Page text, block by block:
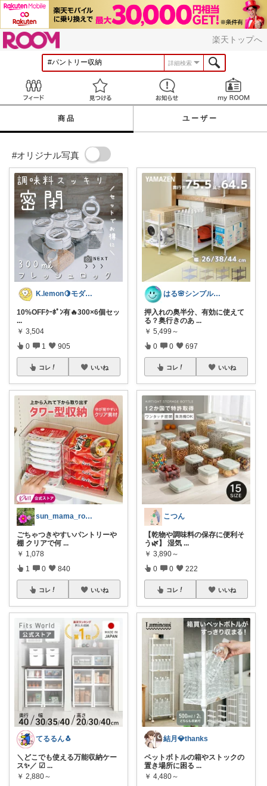
楽天トップへ
詳細検索
見つける お知らせ
商品 ユーザー
#オリジナル写真
K.lemon🍋モダン+家事楽+🐶
10%OFFｸｰﾎﾟﾝ有🔥300×6個セッ
...
￥ 3,504
0 1 905
コレ いいね
sun_mama_room
ごちゃつきやすいパントリーや
棚 クリアで何 ...
￥ 1,078
1 0 840
コレ いいね
てるるん🐧
＼どこでも使える万能収納ケー
ス✨／ ☑︎ ...
￥ 2,880～
はる🌸シンプル＆便利な暮らし
押入れの奥半分、有効に使えて
る？奥行きのあ ...
￥ 5,499～
0 0 697
コレ いいね
こつん
【乾物や調味料の保存に便利そ
う🌿】 湿気 ...
￥ 3,890～
0 0 222
コレ いいね
結月💎thanks
ペットボトルの箱やストックの
置き場所に困る ...
￥ 4,480～